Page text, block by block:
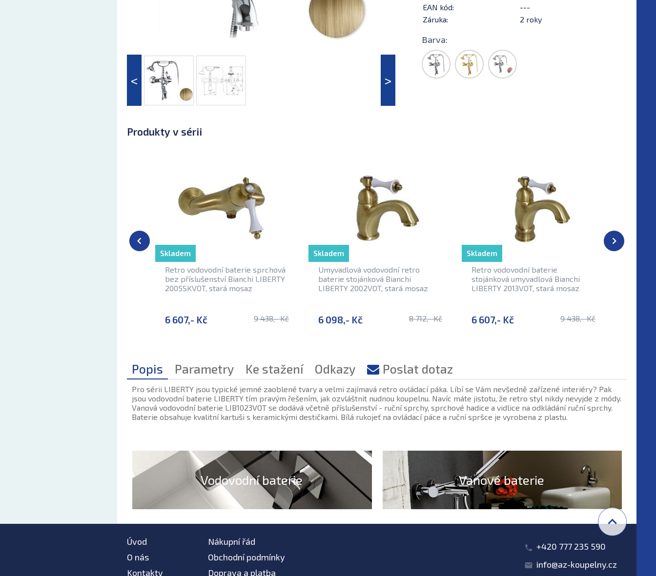
EAN kód:
---
Záruka:
2 roky
Barva:
Produkty v sérii
Retro vodovodní baterie sprchová
bez příslušenství Bianchi LIBERTY
2005SKVOT, stará mosaz
6 607,- Kč 9 438,- Kč
Skladem
Umyvadlová vodovodní retro
baterie stojánková Bianchi
LIBERTY 2002VOT, stará mosaz
6 098,- Kč 8 712,- Kč
Skladem
Retro vodovodní baterie
stojánková umyvadlová Bianchi
LIBERTY 2013VOT, stará mosaz
6 607,- Kč 9 438,- Kč
Skladem
Popis Parametry Ke stažení Odkazy Poslat dotaz
Pro sérii LIBERTY jsou typické jemné zaoblené tvary a velmi zajímavá retro ovládací páka. Líbí se Vám nevšedně zařízené interiéry? Pak
jsou vodovodní baterie LIBERTY tím pravým řešením, jak ozvláštnit nudnou koupelnu. Navíc máte jistotu, že retro styl nikdy nevyjde z módy.
Vanová vodovodní baterie LIB1023VOT se dodává včetně příslušenství - ruční sprchy, sprchové hadice a vidlice na odkládání ruční sprchy.
Baterie obsahuje kvalitní kartuši s keramickými destičkami. Bílá rukojeť na ovládací páce a ruční spršce je vyrobena z plastu.
Vodovodní baterie Vanové baterie
Úvod
O nás
Kontakty
Nákupní řád
Obchodní podmínky
Doprava a platba
+420 777 235 590
info@az-koupelny.cz